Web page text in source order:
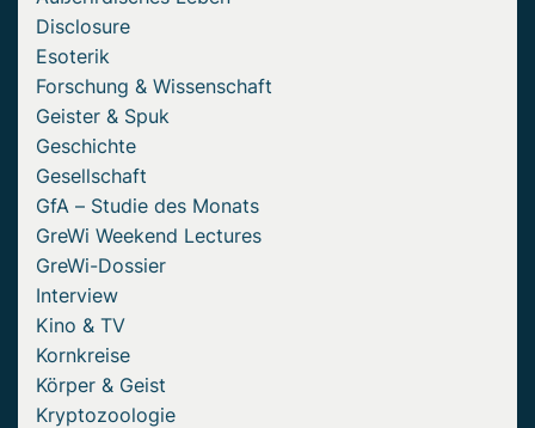
Disclosure
Esoterik
Forschung & Wissenschaft
Geister & Spuk
Geschichte
Gesellschaft
GfA – Studie des Monats
GreWi Weekend Lectures
GreWi-Dossier
Interview
Kino & TV
Kornkreise
Körper & Geist
Kryptozoologie